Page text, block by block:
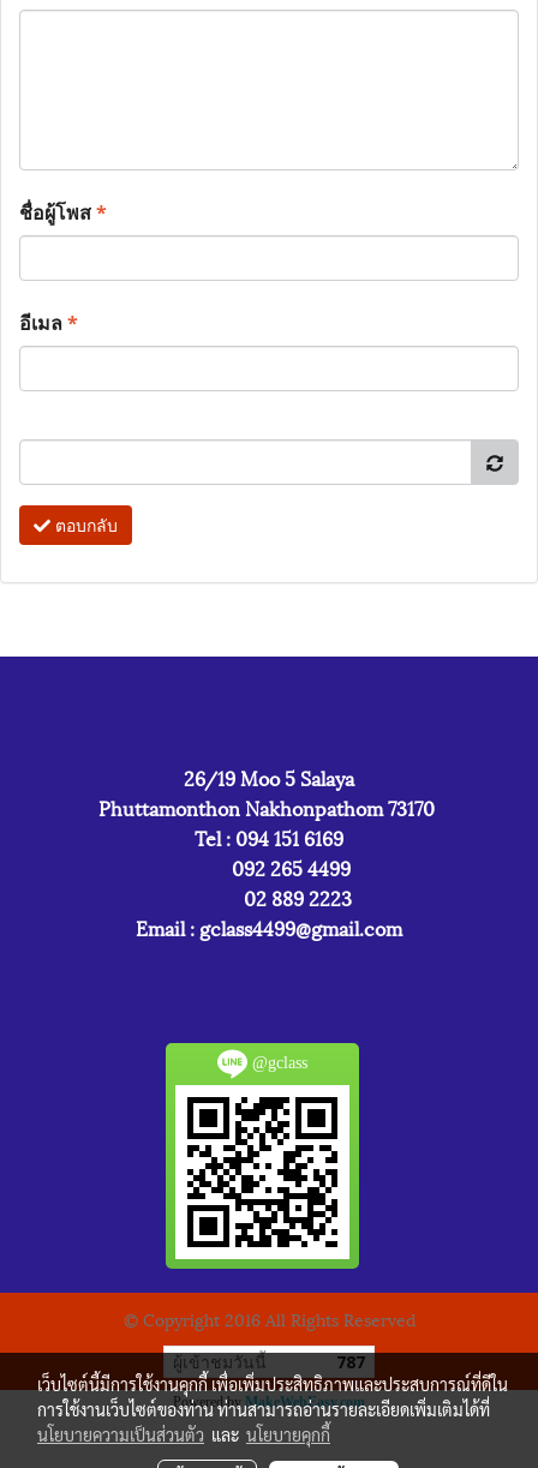
ชื่อผู้โพส*
อีเมล*
ตอบกลับ
26/19 Moo 5 Salaya
Phuttamonthon Nakhonpathom 73170
Tel : 094 151 6169
092 265 4499
02 889 2223
Email : gclass4499@gmail.com
@gclass
© Copyright 2016 All Rights Reserved
ผู้เข้าชมวันนี้ 787
Powered byMakeWebEasy.com
เว็บไซต์นี้มีการใช้งานคุกกี้ เพื่อเพิ่มประสิทธิภาพและประสบการณ์ที่ดีใน
การใช้งานเว็บไซต์ของท่าน ท่านสามารถอ่านรายละเอียดเพิ่มเติมได้ที่
นโยบายความเป็นส่วนตัว และ นโยบายคุกกี้